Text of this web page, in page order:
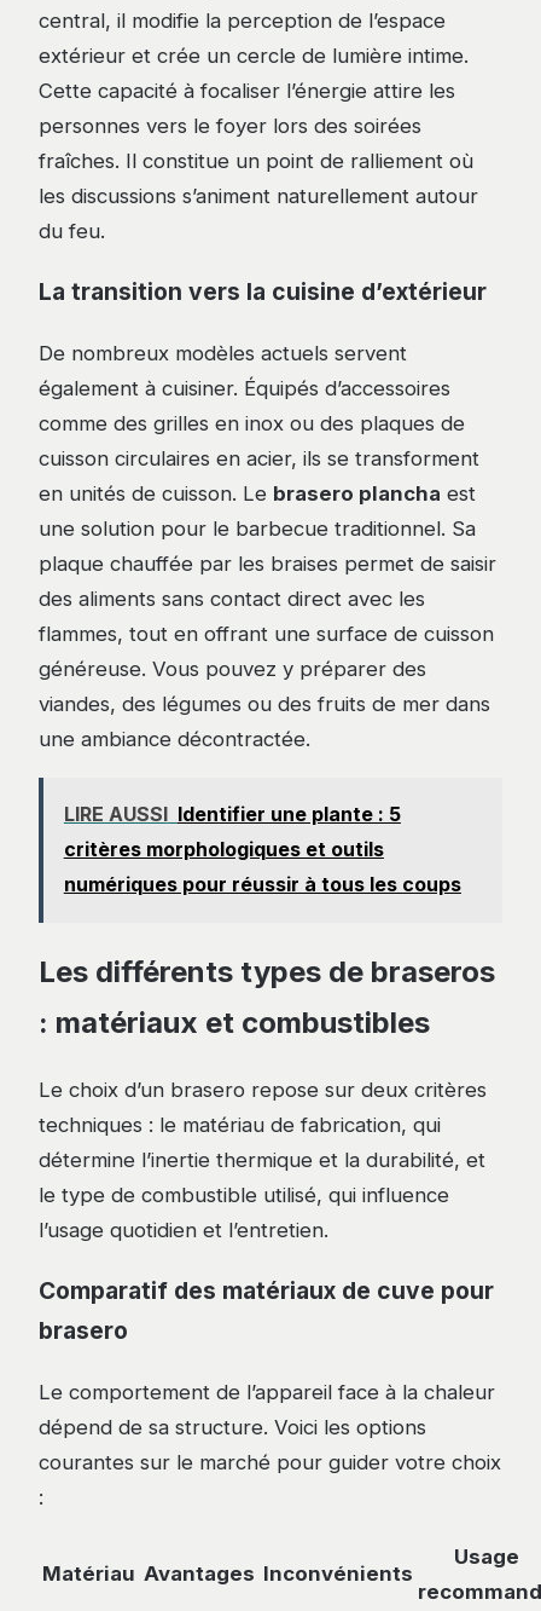
central, il modifie la perception de l’espace
extérieur et crée un cercle de lumière intime.
Cette capacité à focaliser l’énergie attire les
personnes vers le foyer lors des soirées
fraîches. Il constitue un point de ralliement où
les discussions s’animent naturellement autour
du feu.
La transition vers la cuisine d’extérieur
De nombreux modèles actuels servent
également à cuisiner. Équipés d’accessoires
comme des grilles en inox ou des plaques de
cuisson circulaires en acier, ils se transforment
en unités de cuisson. Le brasero plancha est
une solution pour le barbecue traditionnel. Sa
plaque chauffée par les braises permet de saisir
des aliments sans contact direct avec les
flammes, tout en offrant une surface de cuisson
généreuse. Vous pouvez y préparer des
viandes, des légumes ou des fruits de mer dans
une ambiance décontractée.
LIRE AUSSI Identifier une plante : 5
critères morphologiques et outils
numériques pour réussir à tous les coups
Les différents types de braseros
: matériaux et combustibles
Le choix d’un brasero repose sur deux critères
techniques : le matériau de fabrication, qui
détermine l’inertie thermique et la durabilité, et
le type de combustible utilisé, qui influence
l’usage quotidien et l’entretien.
Comparatif des matériaux de cuve pour
brasero
Le comportement de l’appareil face à la chaleur
dépend de sa structure. Voici les options
courantes sur le marché pour guider votre choix
:
Matériau Avantages Inconvénients
Usage